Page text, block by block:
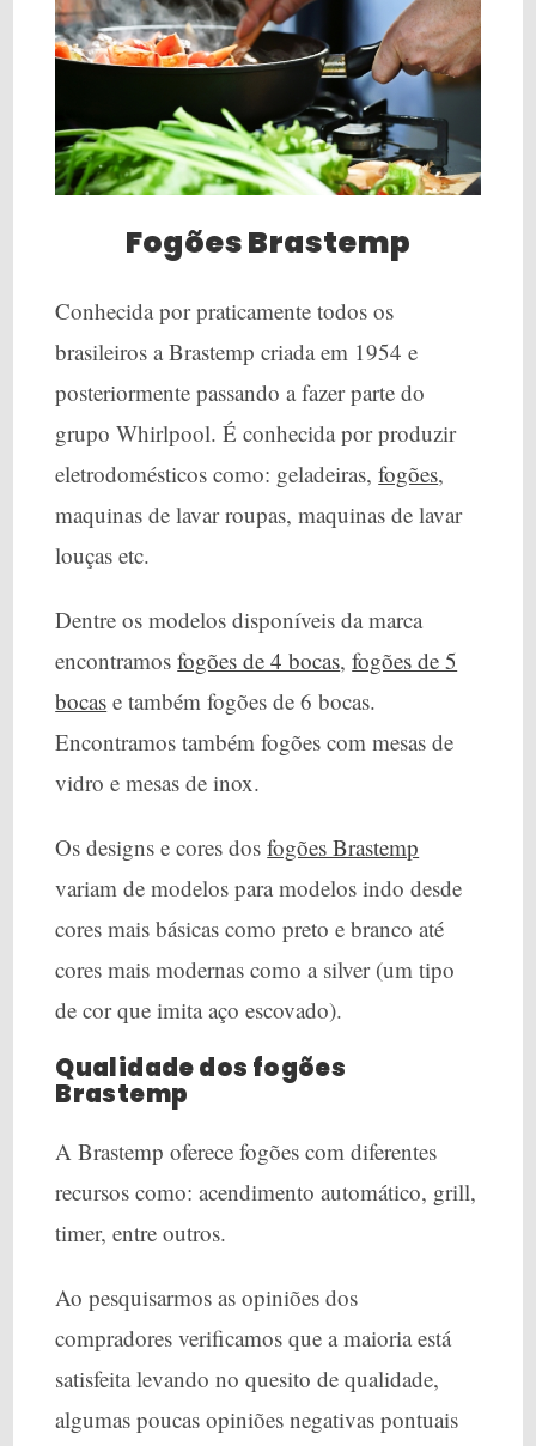
Fogões Brastemp
Conhecida por praticamente todos os
brasileiros a Brastemp criada em 1954 e
posteriormente passando a fazer parte do
grupo Whirlpool. É conhecida por produzir
eletrodomésticos como: geladeiras,fogões,
maquinas de lavar roupas, maquinas de lavar
louças etc.
Dentre os modelos disponíveis da marca
encontramosfogões de 4 bocas,fogões de 5
bocas e também fogões de 6 bocas.
Encontramos também fogões com mesas de
vidro e mesas de inox.
Os designs e cores dosfogões Brastemp
variam de modelos para modelos indo desde
cores mais básicas como preto e branco até
cores mais modernas como a silver (um tipo
de cor que imita aço escovado).
Qualidade dos fogões
Brastemp
A Brastemp oferece fogões com diferentes
recursos como: acendimento automático, grill,
timer, entre outros.
Ao pesquisarmos as opiniões dos
compradores verificamos que a maioria está
satisfeita levando no quesito de qualidade,
algumas poucas opiniões negativas pontuais